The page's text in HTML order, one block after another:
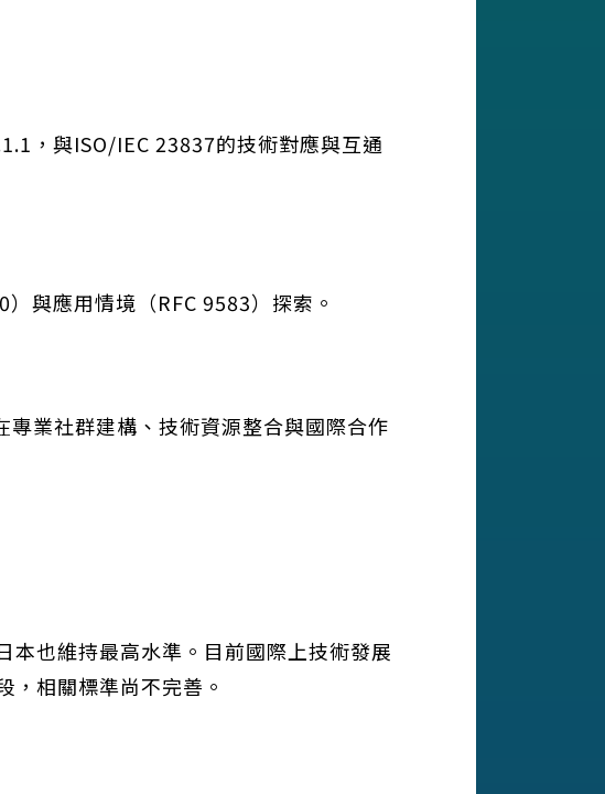
，與ISO/IEC 23837的技術對應與互通
與應用情境（RFC 9583）探索。
業社群建構、技術資源整合與國際合作
本也維持最高水準。目前國際上技術發展
，相關標準尚不完善。